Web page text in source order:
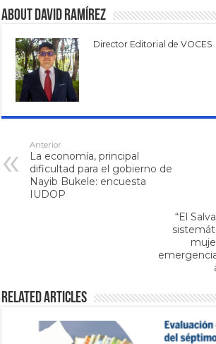
About David Ramírez
Director Editorial de VOCES
Anterior
La economía, principal
dificultad para el gobierno de
Nayib Bukele: encuesta
IUDOP
“El
Related Articles